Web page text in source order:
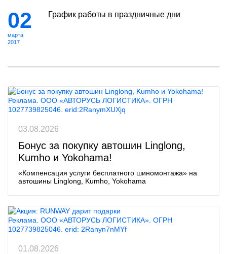
02
марта
2017
График работы в праздничные дни
Реклама. ООО «АВТОРУСЬ ЛОГИСТИКА». ОГРН
1027739825046. erid:2RanymXUXjq
03.08.2026
Бонус за покупку автошин Linglong,
Kumho и Yokohama!
«Компенсация услуги бесплатного шиномонтажа» на
автошины Linglong, Kumho, Yokohama
Реклама. ООО «АВТОРУСЬ ЛОГИСТИКА». ОГРН
1027739825046. erid: 2Ranyn7nMYf
01.08.2026